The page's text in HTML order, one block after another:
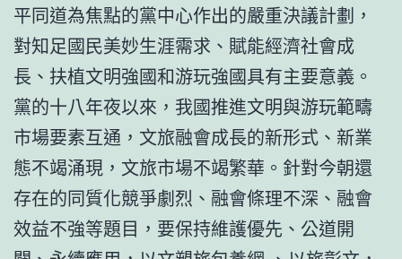
平同道為焦點的黨中心作出的嚴重決議計劃，
對知足國民美妙生涯需求、賦能經濟社會成
長、扶植文明強國和游玩強國具有主要意義。
黨的十八年夜以來，我國推進文明與游玩範疇
市場要素互通，文旅融會成長的新形式、新業
態不竭涌現，文旅市場不竭繁華。針對今朝還
存在的同質化競爭劇烈、融會條理不深、融會
效益不強等題目，要保持維護優先、公道開